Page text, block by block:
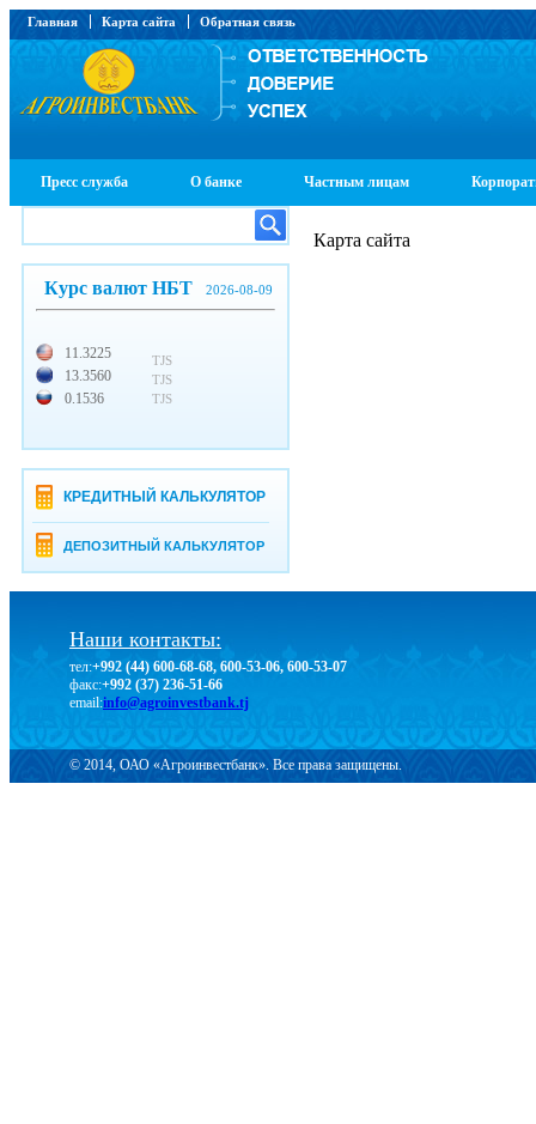
Главная Карта сайта Обратная связь
Пресс служба О банке Частным лицам
Курс валют НБТ 2026-08-09
11.3225
13.3560
0.1536
TJS
TJS
TJS
КРЕДИТНЫЙ КАЛЬКУЛЯТОР
ДЕПОЗИТНЫЙ КАЛЬКУЛЯТОР
Карта сайта
Наши контакты:
тел:+992 (44) 600-68-68, 600-53-06, 600-53-07
факс:+992 (37) 236-51-66
email:info@agroinvestbank.tj
© 2014, ОАО «Агроинвестбанк». Все права защищены.